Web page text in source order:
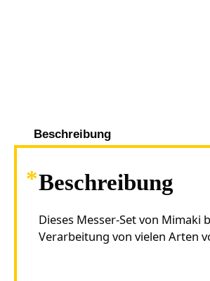
Beschreibung
Beschreibung
Dieses Messer-Set von
Verarbeitung von vielen Arten